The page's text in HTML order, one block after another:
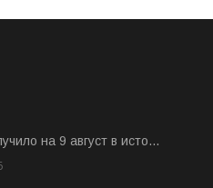
на 9 август в исто...